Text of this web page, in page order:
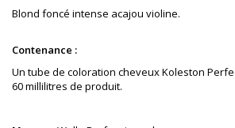
Blond foncé intense acajou violine.
Contenance :
Un tube de coloration cheveux Koleston
60 millilitres de produit.